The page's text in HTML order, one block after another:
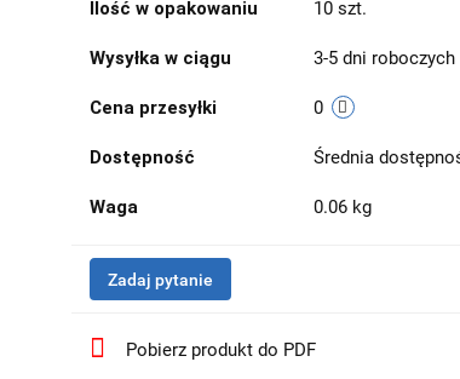
Ilość w opakowaniu 10 szt.
Wysyłka w ciągu 3-5 dni roboczych
Cena przesyłki 0
Dostępność Średnia
Waga 0.06 kg
Zadaj pytanie
Pobierz produkt do PDF